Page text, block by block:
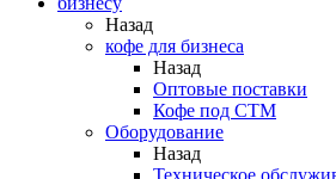
Назад
кофе для бизнеса
Назад
Оптовые поставки
Кофе под СТМ
Оборудование
Назад
Техническое